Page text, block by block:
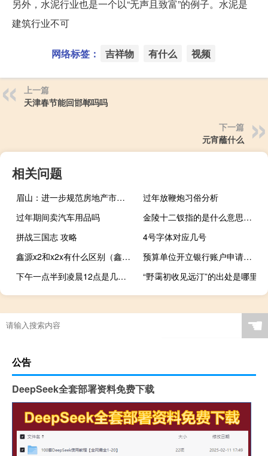
另外，水泥行业也是一个以“无声且致富”的例子。水泥是
建筑行业不可
网络标签： 吉祥物 有什么 视频
上一篇
天津春节能回邯郸吗吗
下一篇
元宵蘸什么
相关问题
眉山：进一步规范房地产市场秩序营造良好发展环境
过年放鞭炮习俗分析
过年期间卖汽车用品吗
金陵十二钗指的是什么意思（金陵十二钗指的是）
拼战三国志 攻略
4号字体对应几号
鑫源x2和x2x有什么区别（鑫源x2）
预算单位开立银行账户申请报告（事业单位开立银行账户申请报告）
下午一点半到凌晨12点是几个小时
“野霭初收见远汀”的出处是哪里
☚
公告
DeepSeek全套部署资料免费下载